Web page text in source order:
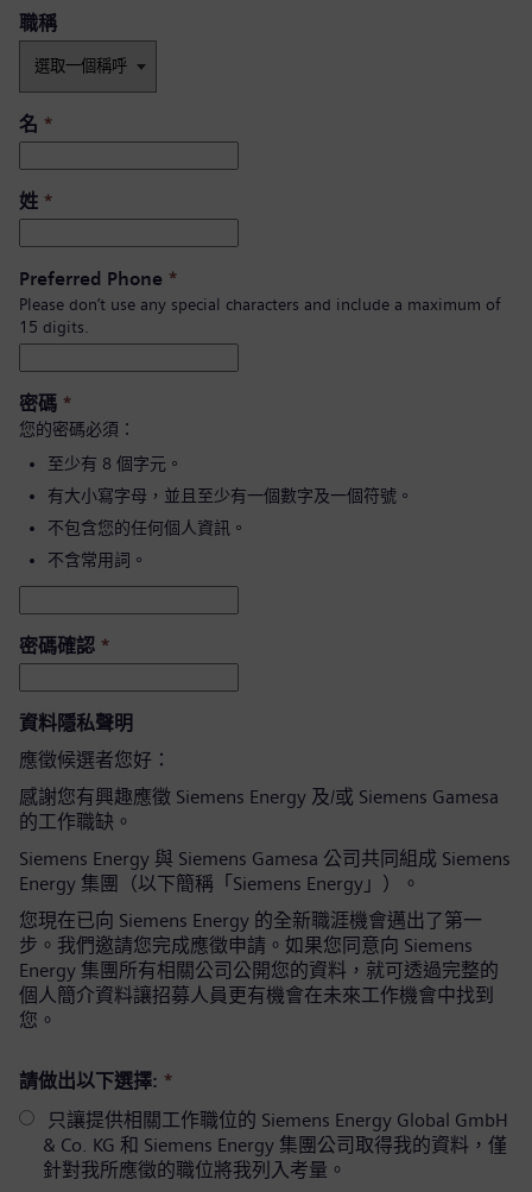
職稱
名 *
姓 *
Preferred Phone *
Please don’t use any special characters and include a maximum of
15 digits.
密碼 *
您的密碼必須：
至少有 8 個字元。
有大小寫字母，並且至少有一個數字及一個符號。
不包含您的任何個人資訊。
不含常用詞。
密碼確認 *
資料隱私聲明
應徵候選者您好：
感謝您有興趣應徵 Siemens Energy 及/或 Siemens Gamesa
的工作職缺。
Siemens Energy 與 Siemens Gamesa 公司共同組成 Siemens
Energy 集團（以下簡稱「Siemens Energy」）。
您現在已向 Siemens Energy 的全新職涯機會邁出了第一
步。我們邀請您完成應徵申請。如果您同意向 Siemens
Energy 集團所有相關公司公開您的資料，就可透過完整的
個人簡介資料讓招募人員更有機會在未來工作機會中找到
您。
請做出以下選擇: *
只讓提供相關工作職位的 Siemens Energy Global GmbH
& Co. KG 和 Siemens Energy 集團公司取得我的資料，僅
針對我所應徵的職位將我列入考量。